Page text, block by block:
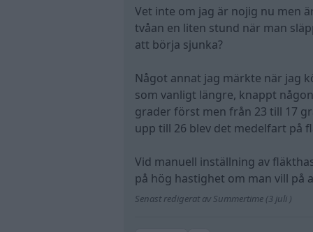
Vet inte om jag är nojig nu men
tvåan en liten stund när man
att börja sjunka?
Något annat jag märkte när jag
som vanligt längre, knappt
grader först men från 23 till 17
upp till 26 blev det medelfart på
Vid manuell inställning av
på hög hastighet om man vill på
Senast redigerat av Summertime (3 juli )